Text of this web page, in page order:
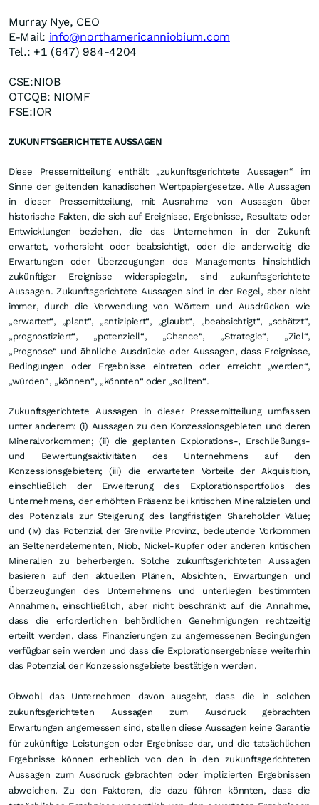
Murray Nye, CEO
E-Mail: info@northamericanniobium.com
Tel.: +1 (647) 984-4204
CSE:NIOB
OTCQB: NIOMF
FSE:IOR
ZUKUNFTSGERICHTETE AUSSAGEN
Diese Pressemitteilung enthält „zukunftsgerichtete Aussagen“ im
Sinne der geltenden kanadischen Wertpapiergesetze. Alle Aussagen
in dieser Pressemitteilung, mit Ausnahme von Aussagen über
historische Fakten, die sich auf Ereignisse, Ergebnisse, Resultate oder
Entwicklungen beziehen, die das Unternehmen in der Zukunft
erwartet, vorhersieht oder beabsichtigt, oder die anderweitig die
Erwartungen oder Überzeugungen des Managements hinsichtlich
zukünftiger Ereignisse widerspiegeln, sind zukunftsgerichtete
Aussagen. Zukunftsgerichtete Aussagen sind in der Regel, aber nicht
immer, durch die Verwendung von Wörtern und Ausdrücken wie
„erwartet“, „plant“, „antizipiert“, „glaubt“, „beabsichtigt“, „schätzt“,
„prognostiziert“, „potenziell“, „Chance“, „Strategie“, „Ziel“,
„Prognose“ und ähnliche Ausdrücke oder Aussagen, dass Ereignisse,
Bedingungen oder Ergebnisse eintreten oder erreicht „werden“,
„würden“, „können“, „könnten“ oder „sollten“.
Zukunftsgerichtete Aussagen in dieser Pressemitteilung umfassen
unter anderem: (i) Aussagen zu den Konzessionsgebieten und deren
Mineralvorkommen; (ii) die geplanten Explorations-, Erschließungs-
und Bewertungsaktivitäten des Unternehmens auf den
Konzessionsgebieten; (iii) die erwarteten Vorteile der Akquisition,
einschließlich der Erweiterung des Explorationsportfolios des
Unternehmens, der erhöhten Präsenz bei kritischen Mineralzielen und
des Potenzials zur Steigerung des langfristigen Shareholder Value;
und (iv) das Potenzial der Grenville Provinz, bedeutende Vorkommen
an Seltenerdelementen, Niob, Nickel-Kupfer oder anderen kritischen
Mineralien zu beherbergen. Solche zukunftsgerichteten Aussagen
basieren auf den aktuellen Plänen, Absichten, Erwartungen und
Überzeugungen des Unternehmens und unterliegen bestimmten
Annahmen, einschließlich, aber nicht beschränkt auf die Annahme,
dass die erforderlichen behördlichen Genehmigungen rechtzeitig
erteilt werden, dass Finanzierungen zu angemessenen Bedingungen
verfügbar sein werden und dass die Explorationsergebnisse weiterhin
das Potenzial der Konzessionsgebiete bestätigen werden.
Obwohl das Unternehmen davon ausgeht, dass die in solchen
zukunftsgerichteten Aussagen zum Ausdruck gebrachten
Erwartungen angemessen sind, stellen diese Aussagen keine Garantie
für zukünftige Leistungen oder Ergebnisse dar, und die tatsächlichen
Ergebnisse können erheblich von den in den zukunftsgerichteten
Aussagen zum Ausdruck gebrachten oder implizierten Ergebnissen
abweichen. Zu den Faktoren, die dazu führen könnten, dass die